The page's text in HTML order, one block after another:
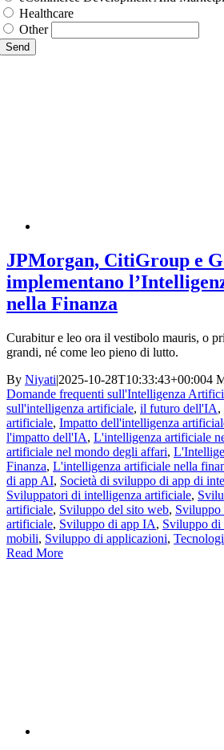
Healthcare
Other
Send
JPMorgan, CitiGroup e
implementano
nella Finanza
Curabitur e leo ora il vestibolo mauris, o
grandi, né come leo pieno di lutto.
By Niyati|2025-10-28T10:33:43+00:004
Domande frequenti sull'Intelligenza
sull'intelligenza artificiale, il futuro dell'IA,
artificiale, Impatto dell'intelligenza
l'impatto dell'IA, L'intelligenza artificiale
artificiale nel mondo degli affari,
Finanza, L'intelligenza artificiale nella
di app AI, Società di sviluppo di app di
Sviluppatori di intelligenza artificiale,
artificiale, Sviluppo del sito web, Sviluppo
artificiale, Sviluppo di app IA, Sviluppo di
mobili, Sviluppo di applicazioni,
Read More